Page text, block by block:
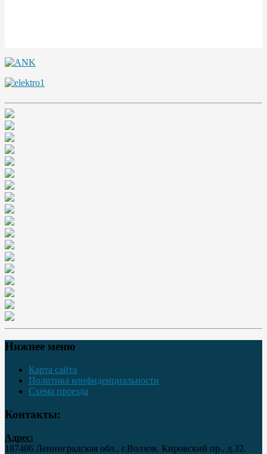
Нижнее меню
Карта сайта
Политика конфиденциальности
Схема проезда
Контакты:
Адрес:
187406 Ленинградская обл., г.Волхов, Кировский пр., д.32.